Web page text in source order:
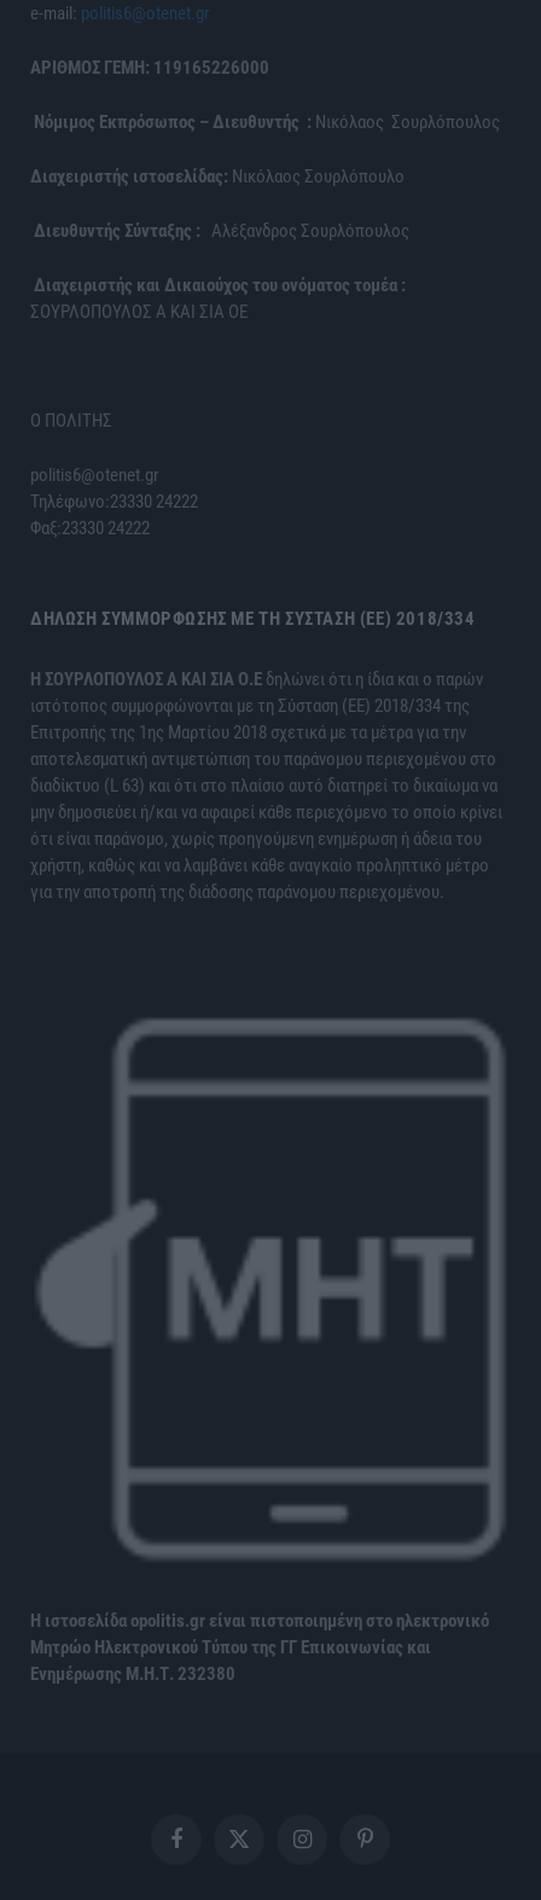
e-mail: politis6@otenet.gr
ΑΡΙΘΜΟΣ ΓΕΜΗ: 119165226000
Νόμιμος Εκπρόσωπος – Διευθυντής : Νικόλαος Σουρλόπουλος
Διαχειριστής ιστοσελίδας: Νικόλαος Σουρλόπουλο
Διευθυντής Σύνταξης : Αλέξανδρος Σουρλόπουλος
Διαχειριστής και Δικαιούχος του ονόματος τομέα :
ΣΟΥΡΛΟΠΟΥΛΟΣ Α ΚΑΙ ΣΙΑ ΟΕ
Ο ΠΟΛΙΤΗΣ
politis6@otenet.gr
Τηλέφωνο:23330 24222
Φαξ:23330 24222
ΔΉΛΩΣΗ ΣΥΜΜΌΡΦΩΣΗΣ ΜΕ ΤΗ ΣΎΣΤΑΣΗ (ΕΕ) 2018/334
H ΣΟΥΡΛΟΠΟΥΛΟΣ Α ΚΑΙ ΣΙΑ Ο.Ε δηλώνει ότι η ίδια και ο παρών
ιστότοπος συμμορφώνονται με τη Σύσταση (ΕΕ) 2018/334 της
Επιτροπής της 1ης Μαρτίου 2018 σχετικά με τα μέτρα για την
αποτελεσματική αντιμετώπιση του παράνομου περιεχομένου στο
διαδίκτυο (L 63) και ότι στο πλαίσιο αυτό διατηρεί το δικαίωμα να
μην δημοσιεύει ή/και να αφαιρεί κάθε περιεχόμενο το οποίο κρίνει
ότι είναι παράνομο, χωρίς προηγούμενη ενημέρωση ή άδεια του
χρήστη, καθώς και να λαμβάνει κάθε αναγκαίο προληπτικό μέτρο
για την αποτροπή της διάδοσης παράνομου περιεχομένου.
Η ιστοσελίδα opolitis.gr είναι πιστοποιημένη στο ηλεκτρονικό
Μητρώο Ηλεκτρονικού Τύπου της ΓΓ Επικοινωνίας και
Ενημέρωσης Μ.Η.Τ. 232380
FacebookX
InstagramPinterest